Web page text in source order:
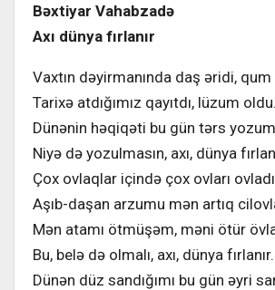
Bəxtiyar Vahabzadə
Axı dünya fırlanır
Vaxtın dəyirmanında daş əridi,
Tarixə atdığımız qayıtdı, lüzum oldu.
Dünənin həqiqəti bu gün tərs
Niyə də yozulmasın, axı, dünya
Çox ovlaqlar içində çox ovları
Aşıb-daşan arzumu mən artıq
Mən atamı ötmüşəm, məni ötür
Bu, belə də olmalı, axı, dünya fırlanır.
Dünən düz sandığımı bu gün əyri